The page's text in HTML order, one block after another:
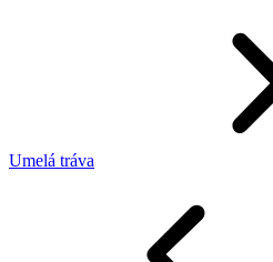
Umelá tráva